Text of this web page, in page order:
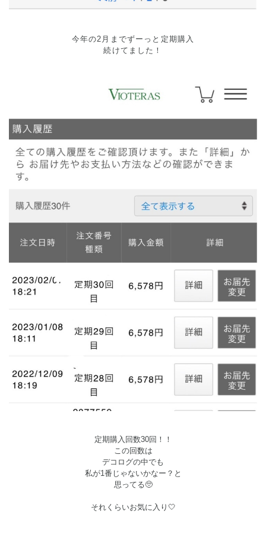
今年の2月までずーっと定期購入
続けてました！
定期購入回数30回！！
この回数は
デコログの中でも
私が1番じゃないかなー？と
思ってる🥺
それくらいお気に入り🤍